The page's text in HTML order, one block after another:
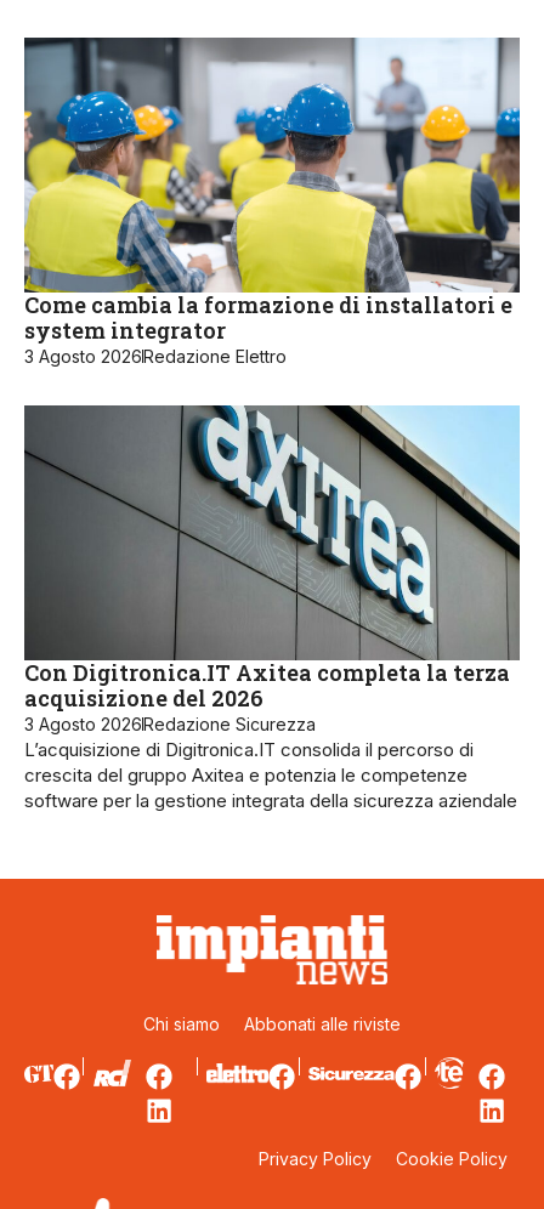
Come cambia la formazione di installatori e
system integrator
3 Agosto 2026Redazione Elettro
Con Digitronica.IT Axitea completa la terza
acquisizione del 2026
3 Agosto 2026Redazione Sicurezza
L’acquisizione di Digitronica.IT consolida il percorso di
crescita del gruppo Axitea e potenzia le competenze
software per la gestione integrata della sicurezza aziendale
Chi siamo Abbonati alle riviste
Privacy Policy Cookie Policy